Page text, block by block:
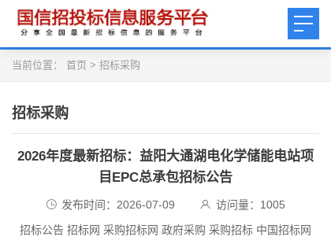
当前位置： 首页 > 招标采购
招标采购
2026年度最新招标：益阳大通湖电化学储能电站项
目EPC总承包招标公告
发布时间：2026-07-09 访问量： 1005
招标公告 招标网 采购招标网 政府采购 采购招标 中国招标网